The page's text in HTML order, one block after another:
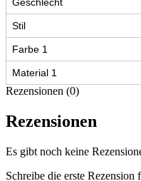
Stil
Farbe 1
Material 1
Rezensionen (0)
Rezensionen
Es gibt noch keine
Schreibe die erste